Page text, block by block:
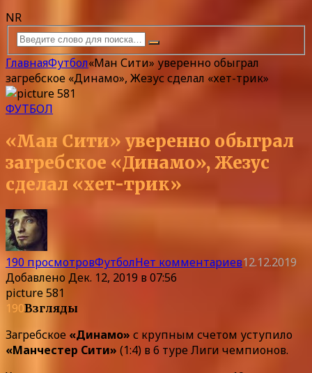
NR
ГлавнаяФутбол«Ман Сити» уверенно обыграл
загребское «Динамо», Жезус сделал «хет-трик»
ФУТБОЛ
«Ман Сити» уверенно обыграл
загребское «Динамо», Жезус
сделал «хет-трик»
190 просмотровФутболНет комментариев12.12.2019
Добавлено Дек. 12, 2019 в 07:56
picture 581
190Взгляды
Загребское «Динамо» с крупным счетом уступило
«Манчестер Сити» (1:4) в 6 туре Лиги чемпионов.